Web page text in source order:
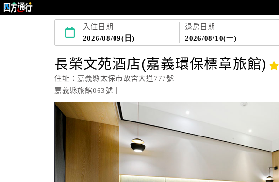
入住日期
2026/08/09(日)
退房日期
2026/08/10(一)
長榮文苑酒店(嘉義環保標章旅館)
住址：嘉義縣太保市故宮大道777號
嘉義縣旅館063號｜